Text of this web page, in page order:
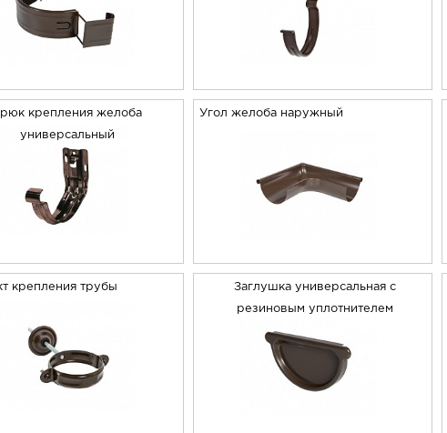
крепления желоба
универсальный
Угол желоба наружный
крепления трубы Заглушка универсальная с
резиновым уплотнителем